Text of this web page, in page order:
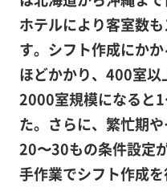
ホテルにより客室数
す。シフト作成にか
ほどかかり、400室
2000室規模になると
た。さらに、繁忙期
20〜30もの条件設定
手作業でシフト作成